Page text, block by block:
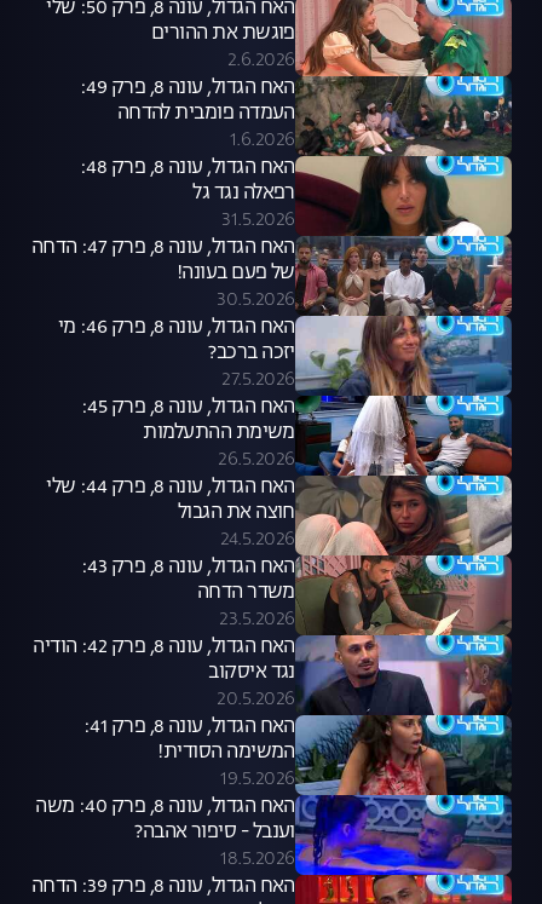
האח הגדול, עונה 8, פרק 50: שלי
פוגשת את ההורים
2.6.2026
האח הגדול, עונה 8, פרק 49:
העמדה פומבית להדחה
1.6.2026
האח הגדול, עונה 8, פרק 48:
רפאלה נגד גל
31.5.2026
האח הגדול, עונה 8, פרק 47: הדחה
של פעם בעונה!
30.5.2026
האח הגדול, עונה 8, פרק 46: מי
יזכה ברכב?
27.5.2026
האח הגדול, עונה 8, פרק 45:
משימת ההתעלמות
26.5.2026
האח הגדול, עונה 8, פרק 44: שלי
חוצה את הגבול
24.5.2026
האח הגדול, עונה 8, פרק 43:
משדר הדחה
23.5.2026
האח הגדול, עונה 8, פרק 42: הודיה
נגד איסקוב
20.5.2026
האח הגדול, עונה 8, פרק 41:
המשימה הסודית!
19.5.2026
האח הגדול, עונה 8, פרק 40: משה
וענבל - סיפור אהבה?
18.5.2026
האח הגדול, עונה 8, פרק 39: הדחה